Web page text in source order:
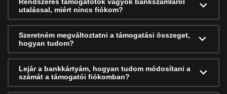
utalással, miért nincs fiókom?
Szeretném megváltoztatni a támogatási összeget,
hogyan tudom?
Lejár a bankkártyám, hogyan tudom módosítani a
számát a támogatói fiókomban?